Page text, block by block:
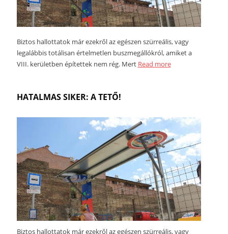
Biztos hallottatok már ezekről az egészen szürreális, vagy
legalábbis totálisan értelmetlen buszmegállókról, amiket a
VIII. kerületben építettek nem rég. Mert Read more
HATALMAS SIKER: A TETŐ!
Biztos hallottatok már ezekről az egészen szürreális, vagy